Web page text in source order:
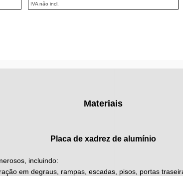
IVA não incl.
Materiais
Placa de xadrez de alumínio
incluindo:
em degraus, rampas, escadas, pisos, portas